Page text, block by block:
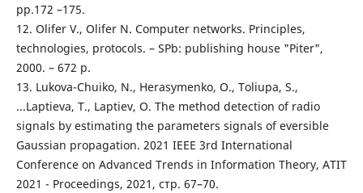
pp.172 –175.
12. Olifer V., Olifer N. Computer networks. Principles,
technologies, protocols. – SPb: publishing house "Piter",
2000. – 672 p.
13. Lukova-Chuiko, N., Herasymenko, O., Toliupa, S.,
...Laptieva, T., Laptiev, O. The method detection of radio
signals by estimating the parameters signals of eversible
Gaussian propagation. 2021 IEEE 3rd International
Conference on Advanced Trends in Information Theory, ATIT
2021 - Proceedings, 2021, стр. 67–70.